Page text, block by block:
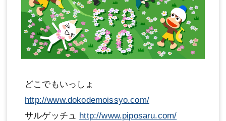
どこでもいっしょ
http://www.dokodemoissyo.com/
サルゲッチュ http://www.piposaru.com/